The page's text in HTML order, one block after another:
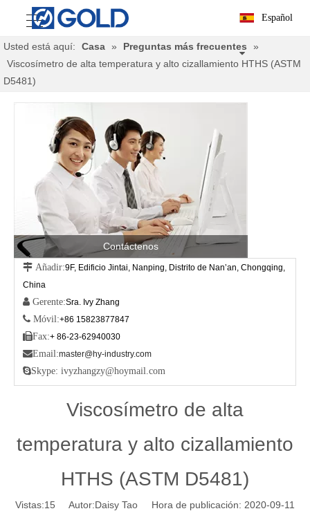
Español
Usted está aquí: Casa » Preguntas más frecuentes
»
Viscosímetro de alta temperatura y alto cizallamiento HTHS (ASTM
D5481)
Contáctenos
 Añadir:9F, Edificio Jintai, Nanping, Distrito de Nan’an, Chongqing,
China
 Gerente:Sra. Ivy Zhang
 Móvil:+86 15823877847
Fax:+ 86-23-62940030
Email:master@hy-industry.com
Skype: ivyzhangzy@hoymail.com
Viscosímetro de alta
temperatura y alto cizallamiento
HTHS (ASTM D5481)
Vistas:15 Autor:Daisy Tao Hora de publicación: 2020-09-11